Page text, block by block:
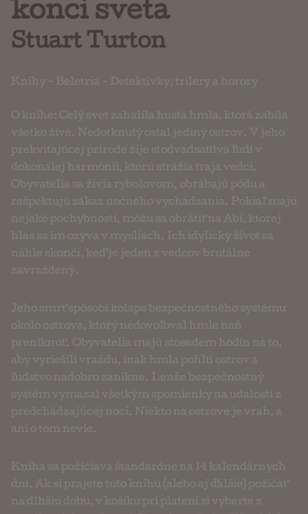
konci sveta
Stuart Turton
Knihy - Beletria - Detektívky, trilery a horory
O knihe: Celý svet zahalila hustá hmla, ktorá zabila
všetko živé. Nedotknutý ostal jediný ostrov. V jeho
prekvitajúcej prírode žije stodvadsaťdva ľudí v
dokonalej harmónii, ktorú strážia traja vedci.
Obyvatelia sa živia rybolovom, obrábajú pôdu a
rešpektujú zákaz nočného vychádzania. Pokiaľ majú
nejaké pochybnosti, môžu sa obrátiť na Abi, ktorej
hlas sa im ozýva v mysliach. Ich idylický život sa
náhle skončí, keď je jeden z vedcov brutálne
zavraždený.
Jeho smrť spôsobí kolaps bezpečnostného systému
okolo ostrova, ktorý nedovoľoval hmle naň
preniknúť. Obyvatelia majú stosedem hodín na to,
aby vyriešili vraždu, inak hmla pohltí ostrov a
ľudstvo nadobro zanikne. Lenže bezpečnostný
systém vymazal všetkým spomienky na udalosti z
predchádzajúcej noci. Niekto na ostrove je vrah, a
ani o tom nevie.
Kniha sa požičiava štandardne na 14 kalendárnych
dní. Ak si prajete túto knihu (alebo aj ďalšie) požičať
na dlhšiu dobu, v košíku pri platení si vyberte z